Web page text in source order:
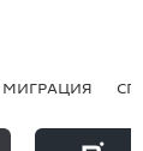
МИГРАЦИЯ